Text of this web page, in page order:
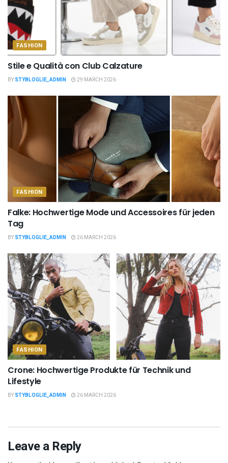
FASHION
Stile e Qualità con Club Calzature
BY STYBLOGLIE_ADMIN 29 MARCH 2026
FASHION
Falke: Hochwertige Mode und Accessoires für jeden
Tag
BY STYBLOGLIE_ADMIN 26 MARCH 2026
FASHION
Crone: Hochwertige Produkte für Technik und
Lifestyle
BY STYBLOGLIE_ADMIN 26 MARCH 2026
Leave a Reply